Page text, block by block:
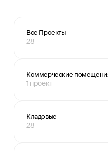
Все Проекты
28
Коммерческие
1 проект
Кладовые
28